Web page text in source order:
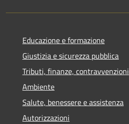
Educazione e formazione
Giustizia e sicurezza pubblica
Tributi, finanze, contravvenzioni
Ambiente
Salute, benessere e assistenza
Autorizzazioni